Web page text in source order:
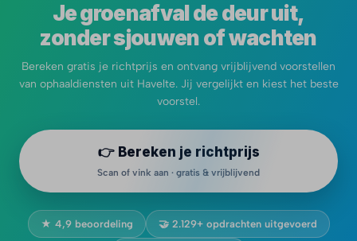
Je groenafval de deur uit,
zonder sjouwen of wachten
Bereken gratis je richtprijs en ontvang vrijblijvend voorstellen
van ophaaldiensten uit Havelte. Jij vergelijkt en kiest het beste
voorstel.
👉 Bereken je richtprijs
Scan of vink aan · gratis & vrijblijvend
★ 4,9 beoordeling 🤝 2.129+ opdrachten uitgevoerd